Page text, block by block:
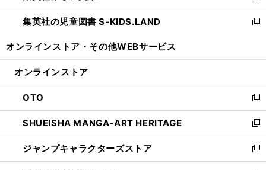
開
く
ウ
で
ン
ド
開
し
い
ン
ウ
で
開
く
集英社の児童図書 S-KIDS.LAND
新
ウ
ン
ド
ウ
で
開
く
オンラインストア・ その他WEBサービス
オンラインストア
OTO
新
し
い
ウ
ィ
ン
SHUEISHA MANGA-ART HERITAGE
新
し
い
ウ
ジャンプキャラクターズストア
新
し